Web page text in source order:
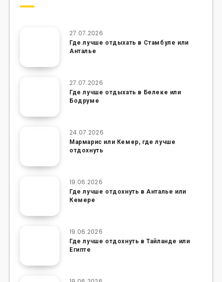
27.07.2026
Где лучше отдыхать в Стамбуле или
Анталье
27.07.2026
Где лучше отдыхать в Белеке или
Бодруме
24.07.2026
Мармарис или Кемер, где лучше
отдохнуть
19.06.2026
Где лучше отдохнуть в Анталье или
Кемере
19.06.2026
Где лучше отдохнуть в Тайланде или
Египте